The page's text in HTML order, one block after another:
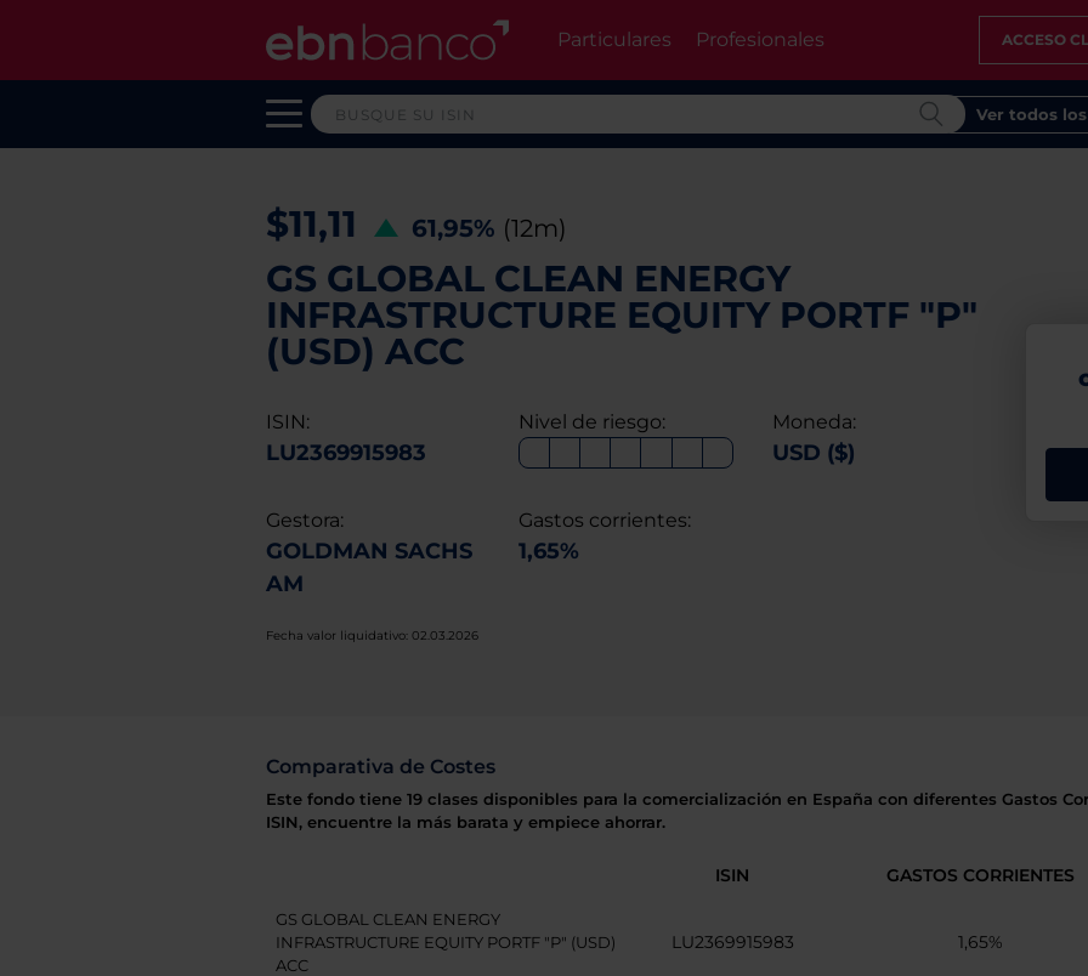
Particulares Profesionales ACCESO
Ver todos
$11,11 61,95% (12m)
GS GLOBAL CLEAN ENERGY
INFRASTRUCTURE EQUITY PORTF "P"
(USD) ACC
ISIN:
LU2369915983
Nivel de riesgo: Moneda:
USD ($)
Gestora:
GOLDMAN SACHS
AM
Gastos corrientes:
1,65%
Fecha valor liquidativo: 02.03.2026
Comparativa de Costes
Este fondo tiene 19 clases disponibles para la comercialización en España con diferentes Gastos
ISIN, encuentre la más barata y empiece ahorrar.
ISIN GASTOS CORRIENTES
GS GLOBAL CLEAN ENERGY
INFRASTRUCTURE EQUITY PORTF "P" (USD)
ACC
LU2369915983 1,65%